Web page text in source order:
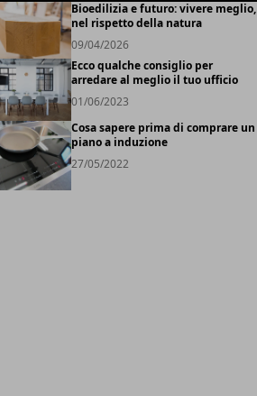
Bioedilizia e futuro: vivere meglio,
nel rispetto della natura
09/04/2026
Ecco qualche consiglio per
arredare al meglio il tuo ufficio
01/06/2023
Cosa sapere prima di comprare un
piano a induzione
27/05/2022